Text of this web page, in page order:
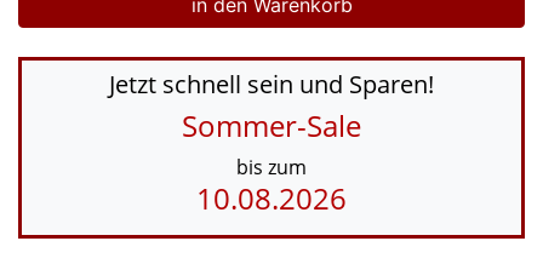
Jetzt schnell sein und Sparen!
Sommer-Sale
bis zum
10.08.2026